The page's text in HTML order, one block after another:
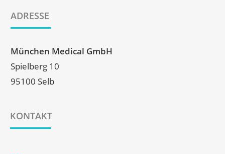
ADRESSE
München Medical GmbH
Spielberg 10
95100 Selb
KONTAKT